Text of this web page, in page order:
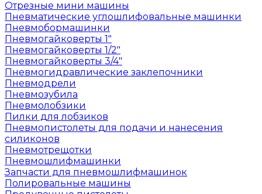
Отрезные мини машины
Пневматические углошлифовальные машинки
Пневмобормашинки
Пневмогайковерты 1"
Пневмогайковерты 1/2"
Пневмогайковерты 3/4"
Пневмогидравлические заклепочники
Пневмодрели
Пневмозубила
Пневмолобзики
Пилки для лобзиков
Пневмопистолеты для подачи и нанесения
силиконов
Пневмотрещотки
Пневмошлифмашинки
Запчасти для пневмошлифмашинок
Полировальные машины